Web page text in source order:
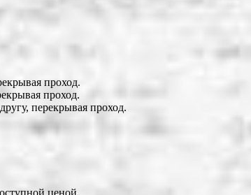
проход.
проход.
перекрывая проход.